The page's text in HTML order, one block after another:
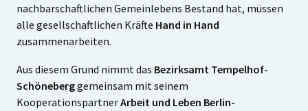
nachbarschaftlichen Gemeinlebens Bestand hat, müssen
alle gesellschaftlichen Kräfte Hand in Hand
zusammenarbeiten.
Aus diesem Grund nimmt das Bezirksamt Tempelhof-
Schöneberggemeinsam mit seinem
KooperationspartnerArbeit und Leben Berlin-